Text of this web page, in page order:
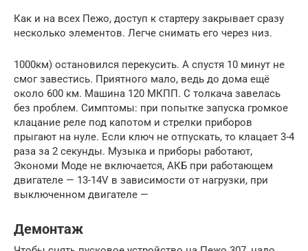
Как и на всех Пежо, доступ к стартеру закрывает сразу
несколько элементов. Легче снимать его через низ.
1000км) остановился перекусить. А спустя 10 минут не
смог завестись. Приятного мало, ведь до дома ещё
около 600 км. Машина 120 МКПП. С толкача завелась
без проблем. Симптомы: при попытке запуска громкое
клацание реле под капотом и стрелки приборов
прыгают на нуле. Если ключ не отпускать, то клацает 3-4
раза за 2 секунды. Музыка и приборы работают,
Экономи Моде не включается, АКБ при работающем
двигателе — 13-14V в зависимости от нагрузки, при
выключенном двигателе —
Демонтаж